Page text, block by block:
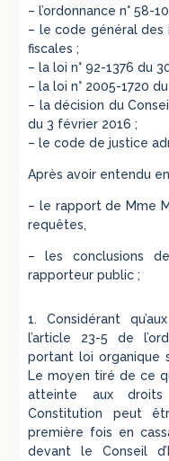
– l’ordonnance n° 58-
– le code général
fiscales ;
– la loi n° 92-1376 du
– la loi n° 2005-1720
– la décision du
du 3 février 2016 ;
– le code de justice
Après avoir entendu
– le rapport de Mme
requêtes,
– les conclusions
rapporteur public ;
1. Considérant
l’article 23-5 de
portant loi organique
Le moyen tiré de ce
atteinte aux
Constitution peut
première fois en
devant le Conseil